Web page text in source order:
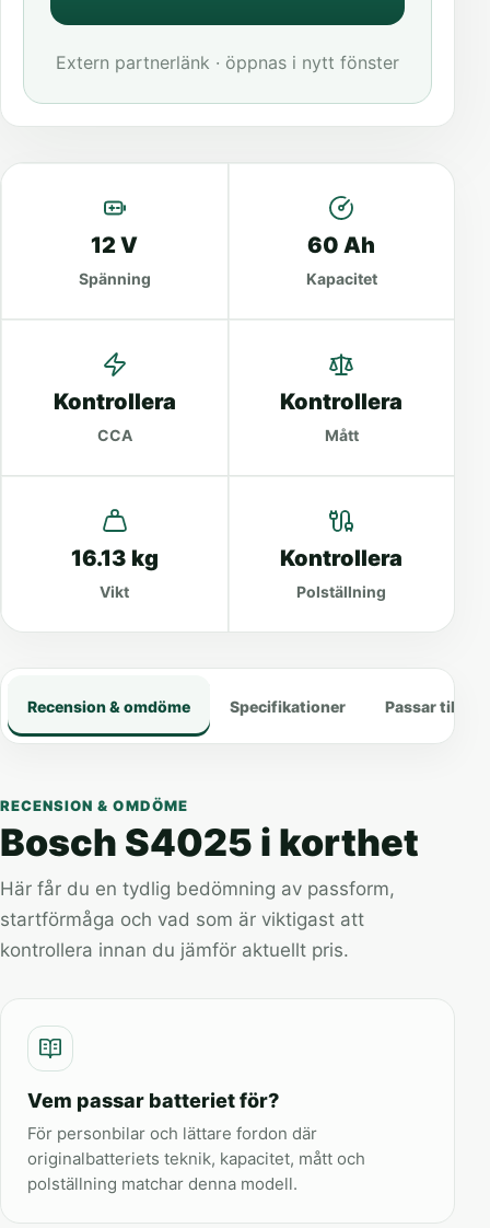
Extern partnerlänk · öppnas i nytt fönster
12 V
Spänning
60 Ah
Kapacitet
Kontrollera
CCA
Kontrollera
Mått
16.13 kg
Vikt
Kontrollera
Polställning
Recension & omdöme Specifikationer Passar till
RECENSION & OMDÖME
Bosch S4025 i korthet
Här får du en tydlig bedömning av passform,
startförmåga och vad som är viktigast att
kontrollera innan du jämför aktuellt pris.
Vem passar batteriet för?
För personbilar och lättare fordon där
originalbatteriets teknik, kapacitet, mått och
polställning matchar denna modell.